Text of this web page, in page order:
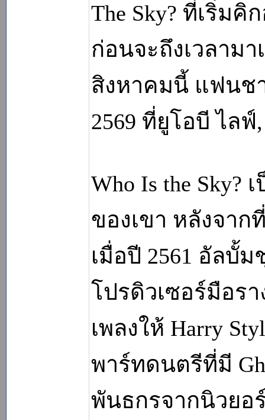
The Sky? ที่เริ่ม
ก่อนจะถึงเวลาม
สิงหาคมนี้ แฟนช
2569 ที่ยูโอบี ไลฟ์
Who Is the Sky?
ของเขา หลังจาก
เมื่อปี 2561 อัลบั้
โปรดิวเซอร์มือรา
เพลงให้ Harry
พาร์ทดนตรีที่มี
พันธกรจากนิวยอ